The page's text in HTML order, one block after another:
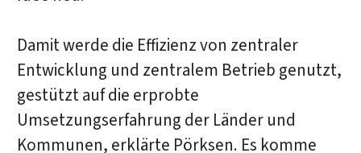
Damit werde die Effizienz von zentraler
Entwicklung und zentralem Betrieb genutzt,
gestützt auf die erprobte
Umsetzungserfahrung der Länder und
Kommunen, erklärte Pörksen. Es komme